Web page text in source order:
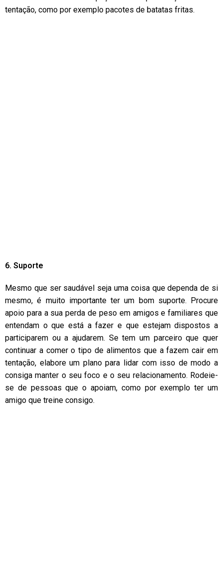
tentação, como por exemplo pacotes de batatas fritas.
6. Suporte
Mesmo que ser saudável seja uma coisa que dependa de si
mesmo, é muito importante ter um bom suporte. Procure
apoio para a sua perda de peso em amigos e familiares que
entendam o que está a fazer e que estejam dispostos a
participarem ou a ajudarem. Se tem um parceiro que quer
continuar a comer o tipo de alimentos que a fazem cair em
tentação, elabore um plano para lidar com isso de modo a
consiga manter o seu foco e o seu relacionamento. Rodeie-
se de pessoas que o apoiam, como por exemplo ter um
amigo que treine consigo.